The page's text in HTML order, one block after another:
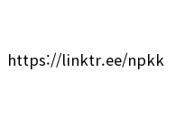
https://linktr.ee/npkk